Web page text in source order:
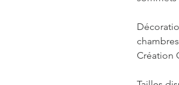
Création